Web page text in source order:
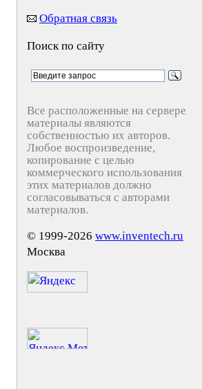
Обратная связь
Поиск по сайту
Все расположенные на сервере
материалы являются
собственностью их авторов.
Любое воспроизведение,
копирование с целью
коммерческого использования
этих материалов должно
согласовываться с авторами
материалов.
© 1999-2026 www.inventech.ru
Москва